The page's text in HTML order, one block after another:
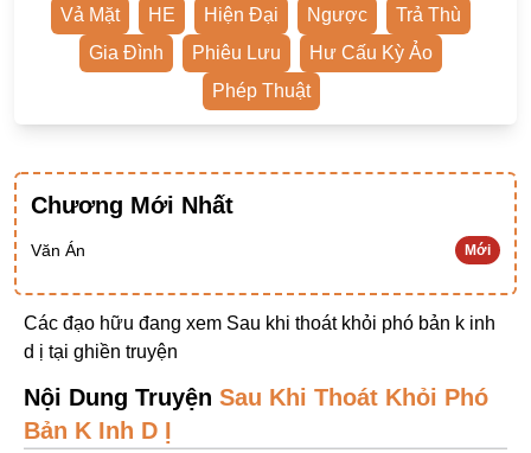
Khác
Niên Đại
Ngược Luyến Tàn Tâm
Thức Tỉnh Nhân Vật
OE
SE
Vả Mặt
HE Hiện Đại Ngược
Trả Thù
Gia Đình
Phiêu Lưu
Hư Cấu Kỳ Ảo
Phép Thuật
Chương Mới Nhất
Văn Án Mới
Các đạo hữu đang xem Sau khi thoát khỏi phó bản k inh
d ị tại ghiền truyện
Nội Dung Truyện Sau Khi Thoát Khỏi Phó
Bản K Inh D Ị